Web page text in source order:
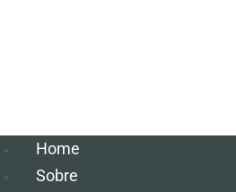
Home
Sobre